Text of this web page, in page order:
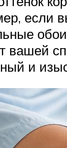
если
вашей
и